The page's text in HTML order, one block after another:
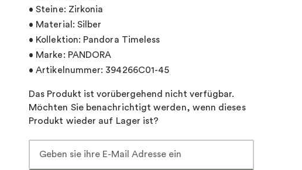
• Steine: Zirkonia
• Material: Silber
• Kollektion: Pandora Timeless
• Marke: PANDORA
• Artikelnummer: 394266C01-45
Das Produkt ist vorübergehend nicht verfügbar.
Möchten Sie benachrichtigt werden, wenn dieses
Produkt wieder auf Lager ist?